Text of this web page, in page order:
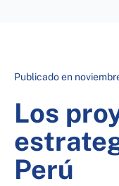
Publicado en
Los
Perú